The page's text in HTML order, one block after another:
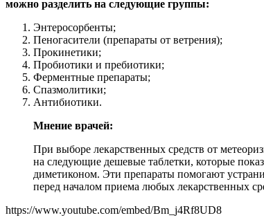
можно разделить на следующие группы:
Энтеросорбенты;
Пеногасители (препараты от ветрения);
Прокинетики;
Пробиотики и пребиотики;
Ферментные препараты;
Спазмолитики;
Антибиотики.
Мнение врачей:
При выборе лекарственных средств от
на следующие дешевые таблетки, которые
диметиконом. Эти препараты помогают
перед началом приема любых лекарственных
https://www.youtube.com/embed/Bm_j4Rf8UD8